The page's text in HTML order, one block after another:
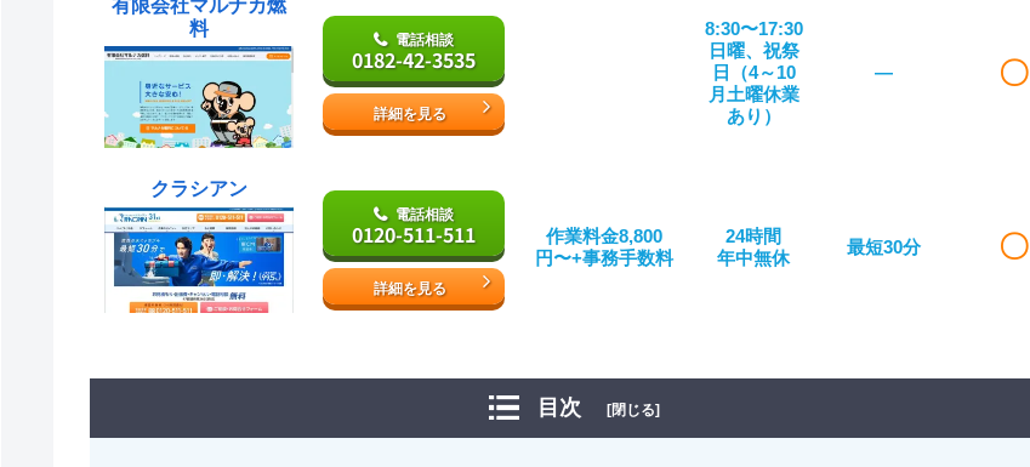
有限会社マルナカ燃
料
電話相談
0182-42-3535
詳細を見る
8:30〜17:30
日曜、祝祭
日（4～10
月土曜休業
あり）
― 〇
クラシアン
電話相談
0120-511-511
詳細を見る
作業料金8,800
円〜+事務手数料
24時間
年中無休
最短30分 〇
目次 [閉じる]